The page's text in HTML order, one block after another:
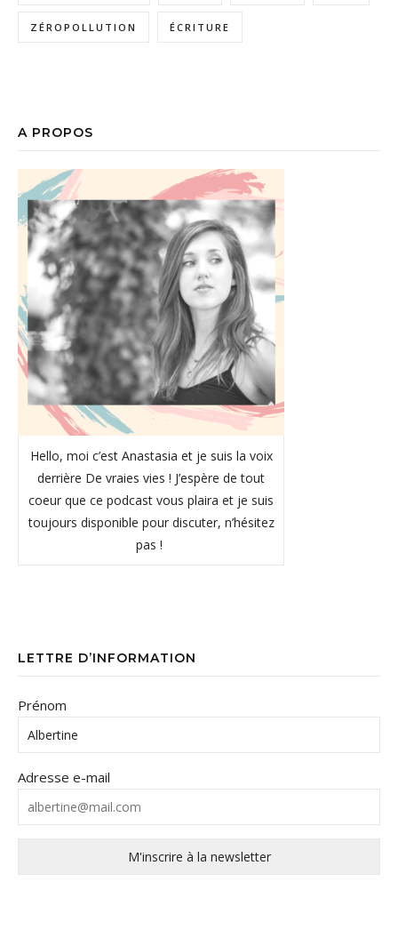
ZÉROPOLLUTION ÉCRITURE
A PROPOS
Hello, moi c’est Anastasia et je suis la voix
derrière De vraies vies ! J’espère de tout
coeur que ce podcast vous plaira et je suis
toujours disponible pour discuter, n’hésitez
pas !
LETTRE D’INFORMATION
Prénom
Adresse e-mail